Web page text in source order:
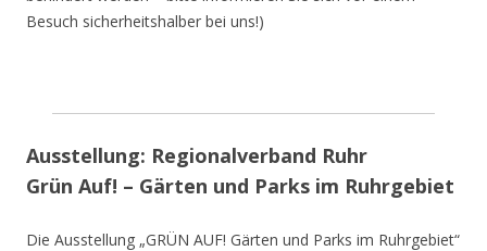
Besuch sicherheitshalber bei uns!)
Ausstellung: Regionalverband Ruhr
Grün Auf! – Gärten und Parks im Ruhrgebiet
Die Ausstellung „GRÜN AUF! Gärten und Parks im Ruhrgebiet“